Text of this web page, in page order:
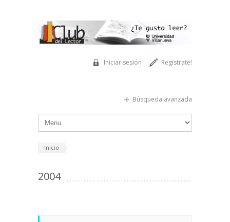
Regístrate!
Iniciar sesión
Búsqueda avanzada
Inicio
2004